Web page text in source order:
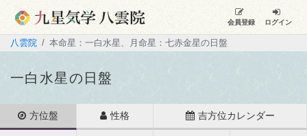
会員登録 ログイン
八雲院 本命星：一白水星、月命星：七赤金星の日盤
一白水星の日盤
方位盤 性格 吉方位カレンダー